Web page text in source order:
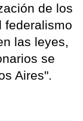
de los
federalismo
las leyes,
se
Aires".